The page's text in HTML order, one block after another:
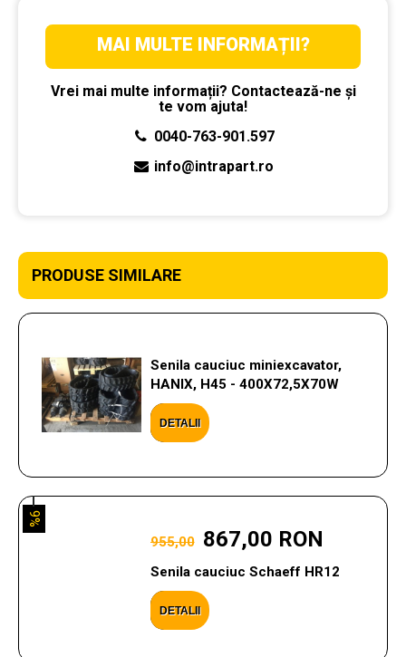
MAI MULTE INFORMAȚII?
Vrei mai multe informații? Contactează-ne și
te vom ajuta!
0040-763-901.597
info@intrapart.ro
PRODUSE SIMILARE
Senila cauciuc miniexcavator,
HANIX, H45 - 400X72,5X70W
DETALII
955,00 867,00 RON
Senila cauciuc Schaeff HR12
DETALII
9%